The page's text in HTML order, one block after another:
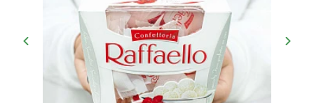
температуре от +2 до +6 °C.
Срок годности натуральных моти ограничен —
рекомендуется употребить в течение 48 часов.
Для восстановления эластичности рисового теста и
раскрытия вкуса начинки рекомендуется извлечь
десерт из холодильника за 10–15 минут до подачи.